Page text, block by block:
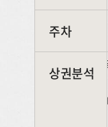
주차
상권분석
"한촌설렁탕 동백
.□ 점포 주변으로